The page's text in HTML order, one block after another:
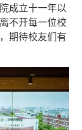
成立十一年以
不开每一位校
期待校友们有